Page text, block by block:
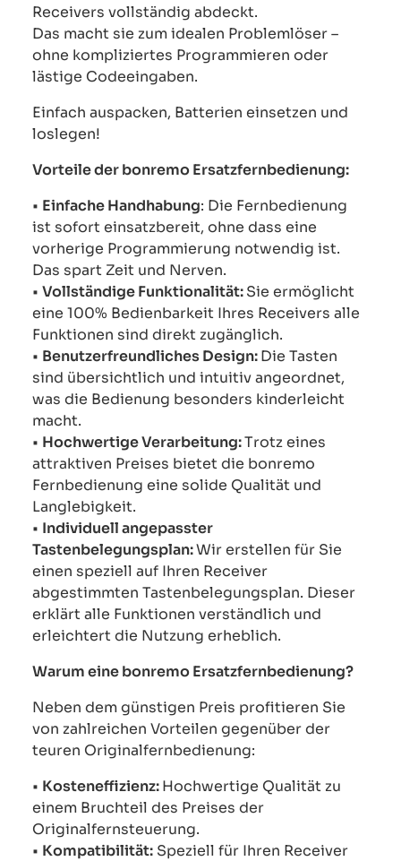
Receivers vollständig abdeckt.
Das macht sie zum idealen Problemlöser –
ohne kompliziertes Programmieren oder
lästige Codeeingaben.
Einfach auspacken, Batterien einsetzen und
loslegen!
Vorteile der bonremo Ersatzfernbedienung:
• Einfache Handhabung: Die Fernbedienung
ist sofort einsatzbereit, ohne dass eine
vorherige Programmierung notwendig ist.
Das spart Zeit und Nerven.
• Vollständige Funktionalität:Sie ermöglicht
eine 100% Bedienbarkeit Ihres Receivers alle
Funktionen sind direkt zugänglich.
• Benutzerfreundliches Design:Die Tasten
sind übersichtlich und intuitiv angeordnet,
was die Bedienung besonders kinderleicht
macht.
• Hochwertige Verarbeitung:Trotz eines
attraktiven Preises bietet die bonremo
Fernbedienung eine solide Qualität und
Langlebigkeit.
• Individuell angepasster
Tastenbelegungsplan:Wir erstellen für Sie
einen speziell auf Ihren Receiver
abgestimmten Tastenbelegungsplan. Dieser
erklärt alle Funktionen verständlich und
erleichtert die Nutzung erheblich.
Warum eine bonremo Ersatzfernbedienung?
Neben dem günstigen Preis profitieren Sie
von zahlreichen Vorteilen gegenüber der
teuren Originalfernbedienung:
• Kosteneffizienz:Hochwertige Qualität zu
einem Bruchteil des Preises der
Originalfernsteuerung.
• Kompatibilität: Speziell für Ihren Receiver